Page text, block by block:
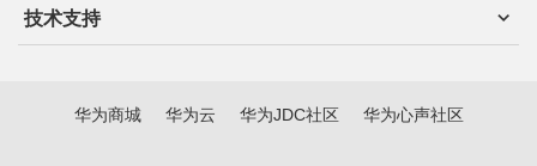
技术支持
华为商城 华为云 华为JDC社区 华为心声社区